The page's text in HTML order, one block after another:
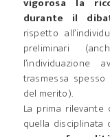
durante il
rispetto
preliminari
trasmessa
del merito).
La prima
quella disciplinata